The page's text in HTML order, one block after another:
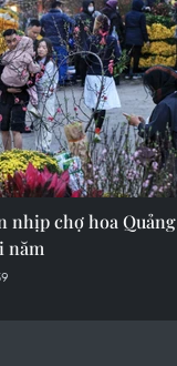
nhịp chợ hoa Quảng
năm